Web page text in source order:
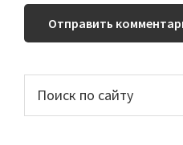
Основной
сайдбар